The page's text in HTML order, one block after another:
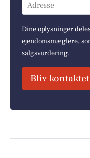
Adresse
Dine oplysninger
ejendomsmæglere,
salgsvurdering.
Bliv kontaktet